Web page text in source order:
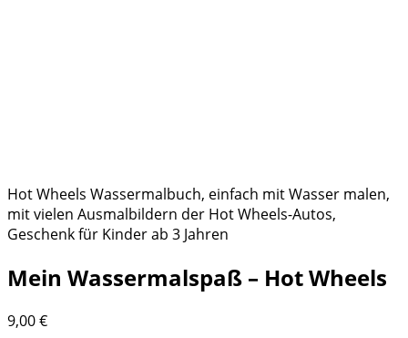
Hot Wheels Wassermalbuch, einfach mit Wasser malen,
mit vielen Ausmalbildern der Hot Wheels-Autos,
Geschenk für Kinder ab 3 Jahren
Mein Wassermalspaß – Hot Wheels
9,00€